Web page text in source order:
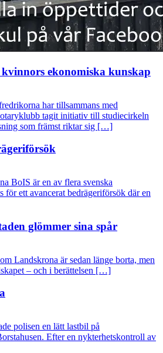
ekonomiska kunskap
har tillsammans med
tagit initiativ till studiecirkeln
som främst riktar sig […]
BoIS är en av flera svenska
för ett avancerat bedrägeriförsök där en
glömmer sina spår
Landskrona är sedan länge borta, men
– och i berättelsen […]
polisen en lätt lastbil på
Efter en nykterhetskontroll av